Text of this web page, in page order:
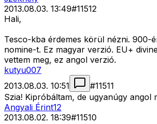
2013.08.03. 13:49#11512
Hali,
Tesco-kba érdemes körül nézni. 900-
nomine-t. Ez magyar verzió. EU+
vettem meg, ez angol verzió.
kutyu007
2013.08.03. 10:51
#11511
Szia! Kipróbáltam, de ugyanúgy angol
Angyali Érint12
2013.08.02. 18:39#11510